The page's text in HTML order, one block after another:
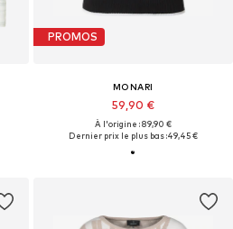
PROMOS
MONARI
59,90 €
À l'origine : 89,90 €
Dernier prix le plus bas :49,45 €